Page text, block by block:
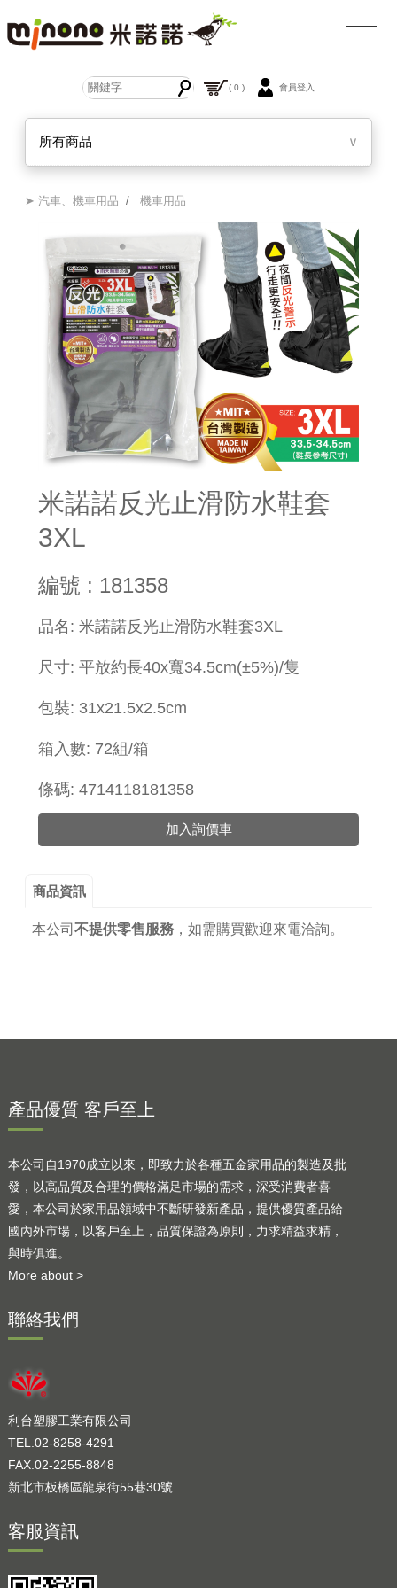
( 0 ) 會員登入
所有商品 ∨
➤ 汽車、機車用品 /機車用品
米諾諾反光止滑防水鞋套
3XL
編號 : 181358
品名: 米諾諾反光止滑防水鞋套3XL
尺寸: 平放約長40x寬34.5cm(±5%)/隻
包裝: 31x21.5x2.5cm
箱入數: 72組/箱
條碼: 4714118181358
加入詢價車
商品資訊
本公司 不提供零售服務， 如需購買歡迎來電洽詢。
產品優質 客戶至上
本公司自1970成立以來，即致力於各種五金家用品的製造及批
發，以高品質及合理的價格滿足市場的需求，深受消費者喜
愛，本公司於家用品領域中不斷研發新產品，提供優質產品給
國內外市場，以客戶至上，品質保證為原則，力求精益求精，
與時俱進。
More about >
聯絡我們
利台塑膠工業有限公司
TEL.02-8258-4291
FAX.02-2255-8848
新北市板橋區龍泉街55巷30號
客服資訊